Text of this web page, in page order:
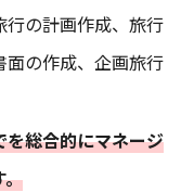
行の計画作成、旅行
の作成、企画旅行
総合的にマネージ
。